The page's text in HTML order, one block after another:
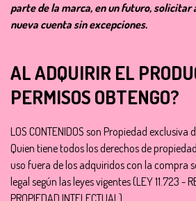
parte de la marca, en un futuro, solicitar
nueva cuenta sin excepciones.
AL ADQUIRIR EL
PERMISOS OBTENGO?
LOS CONTENIDOS son Propiedad
Quien tiene todos los derechos de
uso fuera de los adquiridos con la compra
legal según las leyes vigentes (LEY 11.723 -
PROPIEDAD INTELECTUAL)